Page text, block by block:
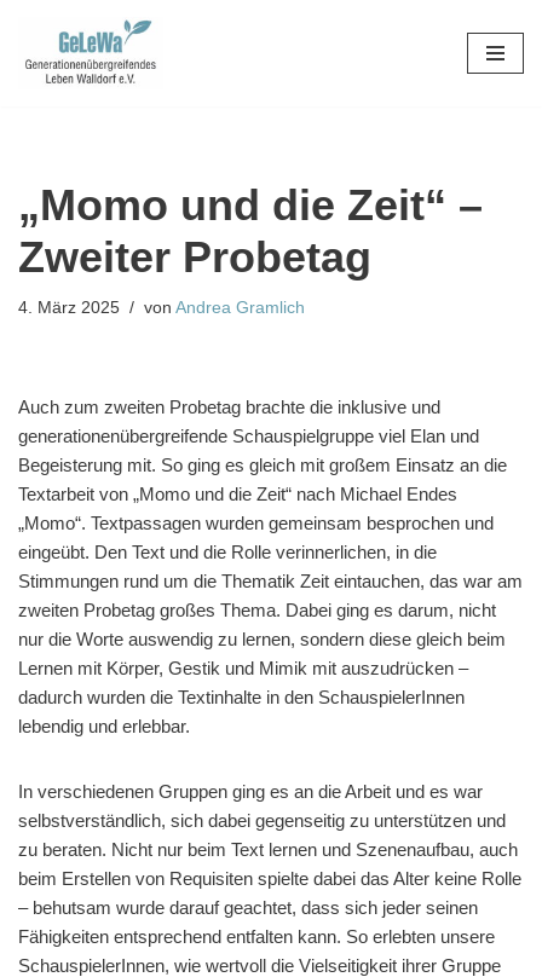
Zum
„Momo und die Zeit“ –
Zweiter Probetag
4. März 2025 von Andrea Gramlich
Auch zum zweiten Probetag brachte die inklusive und
generationenübergreifende Schauspielgruppe viel Elan und
Begeisterung mit. So ging es gleich mit großem Einsatz an die
Textarbeit von „Momo und die Zeit“ nach Michael Endes
„Momo“. Textpassagen wurden gemeinsam besprochen und
eingeübt. Den Text und die Rolle verinnerlichen, in die
Stimmungen rund um die Thematik Zeit eintauchen, das war am
zweiten Probetag großes Thema. Dabei ging es darum, nicht
nur die Worte auswendig zu lernen, sondern diese gleich beim
Lernen mit Körper, Gestik und Mimik mit auszudrücken –
dadurch wurden die Textinhalte in den SchauspielerInnen
lebendig und erlebbar.
In verschiedenen Gruppen ging es an die Arbeit und es war
selbstverständlich, sich dabei gegenseitig zu unterstützen und
zu beraten. Nicht nur beim Text lernen und Szenenaufbau, auch
beim Erstellen von Requisiten spielte dabei das Alter keine Rolle
– behutsam wurde darauf geachtet, dass sich jeder seinen
Fähigkeiten entsprechend entfalten kann. So erlebten unsere
SchauspielerInnen, wie wertvoll die Vielseitigkeit ihrer Gruppe